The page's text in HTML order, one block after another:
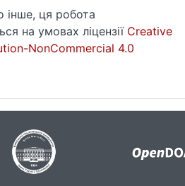
інше, ця робота
на умовах ліцензії Creative
NonCommercial 4.0